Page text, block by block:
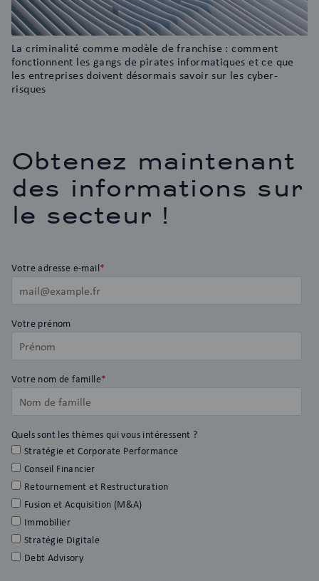
La criminalité comme modèle de franchise : comment
fonctionnent les gangs de pirates informatiques et ce que
les entreprises doivent désormais savoir sur les cyber-
risques
Obtenez maintenant
des informations sur
le secteur !
Votre adresse e-mail*
Votre prénom
Votre nom de famille*
Quels sont les thèmes qui vous intéressent ?
Stratégie et Corporate Performance
Conseil Financier
Retournement et Restructuration
Fusion et Acquisition (M&A)
Immobilier
Stratégie Digitale
Debt Advisory